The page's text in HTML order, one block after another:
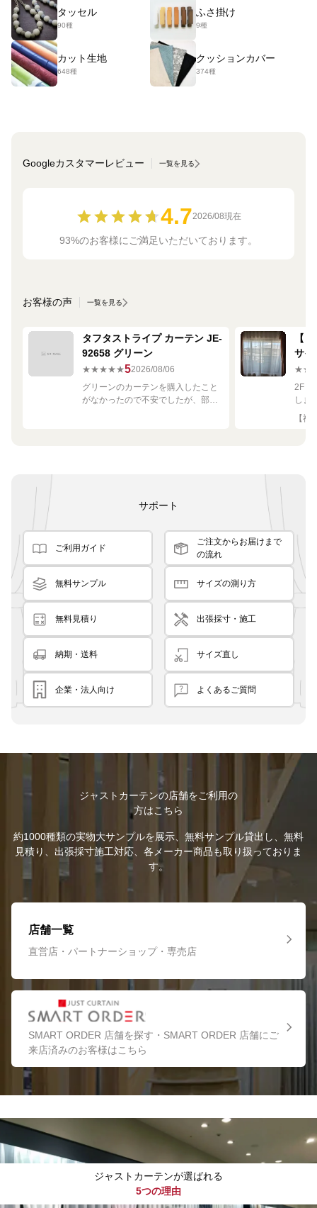
タッセル
90種
ふさ掛け
9種
カット生地
648種
クッションカバー
374種
Googleカスタマーレビュー 一覧を見る
4.72026/08現在
93%のお客様にご満足いただいております。
お客様の声 一覧を見る
タフタストライプ カーテン JE-
92658 グリーン
★★★★★52026/08/06
グリーンのカーテンを購入したこと
がなかったので不安でしたが、部屋
【
サイ
2Fリ
しま
し
で
【神
サポート
ご利用ガイド
ご注文からお届けまで
の流れ
無料サンプル サイズの測り方
無料見積り 出張採寸・施工
納期・送料 サイズ直し
企業・法人向け よくあるご質問
ジャストカーテンの店舗をご利用の
方はこちら
約1000種類の実物大サンプルを展示、無料サンプル貸出し、無料
見積り、出張採寸施工対応、各メーカー商品も取り扱っておりま
す。
店舗一覧
直営店・パートナーショップ・専売店
SMART ORDER 店舗を探す・SMART ORDER 店舗にご
来店済みのお客様はこちら
ジャストカーテンが選ばれる
5つの理由